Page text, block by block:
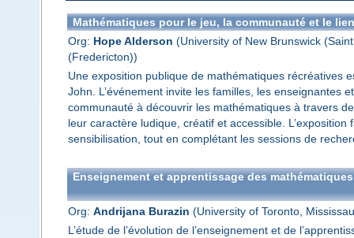
Mathématiques pour le jeu, la communauté et le
Org: Hope Alderson (University of New Brunswick
(Fredericton))
Une exposition publique de mathématiques récréatives
John. L’événement invite les familles, les enseignantes
communauté à découvrir les mathématiques à travers
leur caractère ludique, créatif et accessible.
sensibilisation, tout en complétant les sessions de
Enseignement et apprentissage des
Org: Andrijana Burazin (University of Toronto,
L’étude de l’évolution de l’enseignement et de